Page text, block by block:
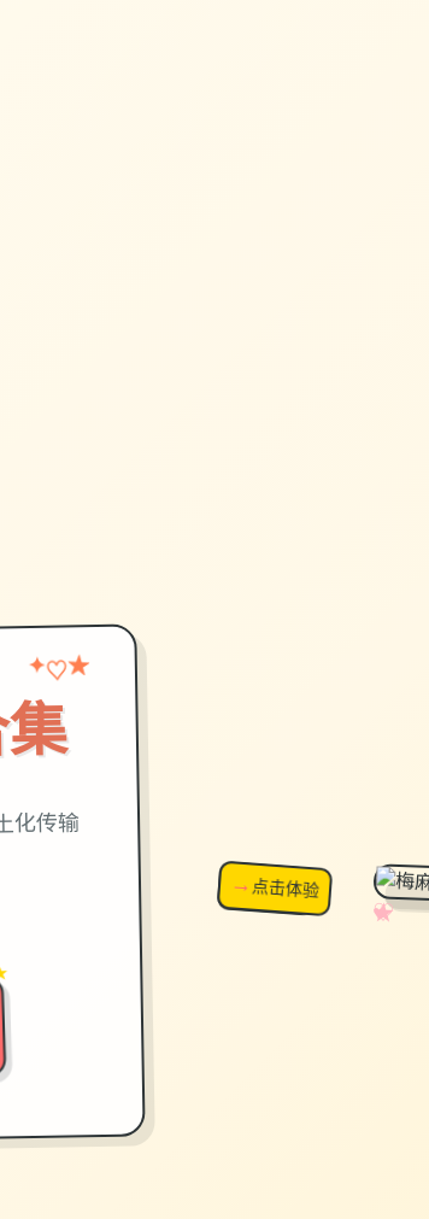
✦ ♡★
化传输
✧
♡
★
♥
↗超棒！
→点击体验